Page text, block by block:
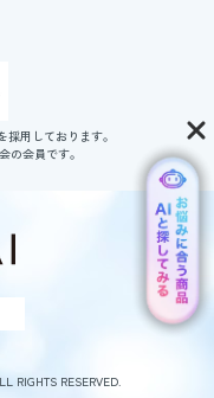
用しております。
会員です。
RIGHTS RESERVED.